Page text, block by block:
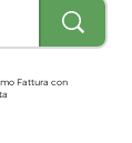
Fattura con